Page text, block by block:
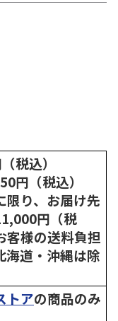
税込）
円（税込）
限り、お届け先
円（税
客様の送料負担
海道・沖縄は除
トアの商品のみ